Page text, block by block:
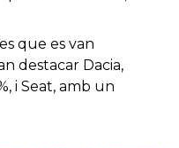
que es van
destacar Dacia,
i Seat, amb un